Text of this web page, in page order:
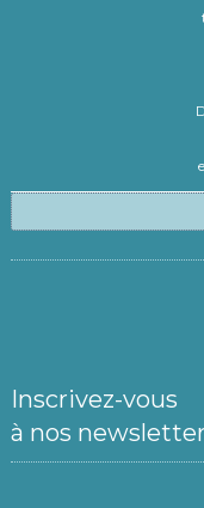
Inscrivez-vous
à nos